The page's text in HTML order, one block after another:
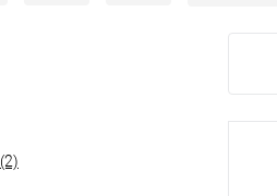
(2)